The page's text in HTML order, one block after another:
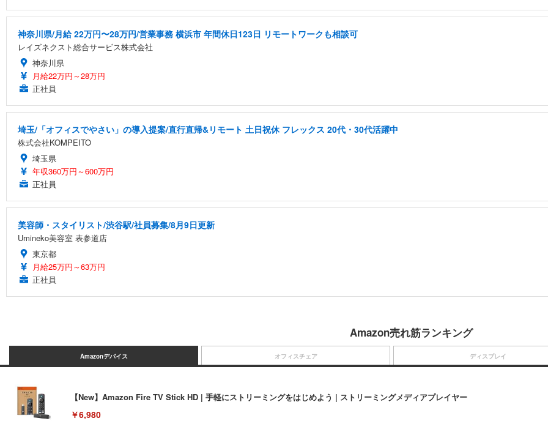
神奈川県/月給 22万円〜28万円/営業事務 横浜市 年間休日123日 リモートワークも相談可
レイズネクスト総合サービス株式会社
神奈川県
月給22万円～28万円
正社員
埼玉/「オフィスでやさい」の導入提案/直行直帰&リモート 土日祝休 フレックス 20代・30代活躍中
株式会社KOMPEITO
埼玉県
年収360万円～600万円
正社員
美容師・スタイリスト/渋谷駅/社員募集/8月9日更新
Umineko美容室 表参道店
東京都
月給25万円～63万円
正社員
Amazon売れ筋ランキング
Amazonデバイス
【New】Amazon Fire TV Stick HD | 手軽にストリーミングをはじめよう | ストリーミングメディアプレイヤー
￥6,980
オフィスチェア ディスプレイ